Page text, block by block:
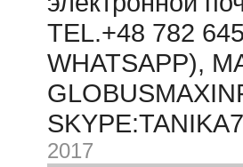
TEL.+48 782
WHATSAPP),
2017